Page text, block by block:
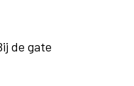
de gate